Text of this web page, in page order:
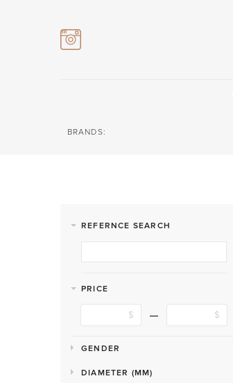
BRANDS:
REFERNCE SEARCH
PRICE
GENDER
DIAMETER (MM)